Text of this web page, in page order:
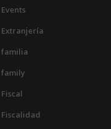
Events
Extranjería
familia
family
Fiscal
Fiscalidad